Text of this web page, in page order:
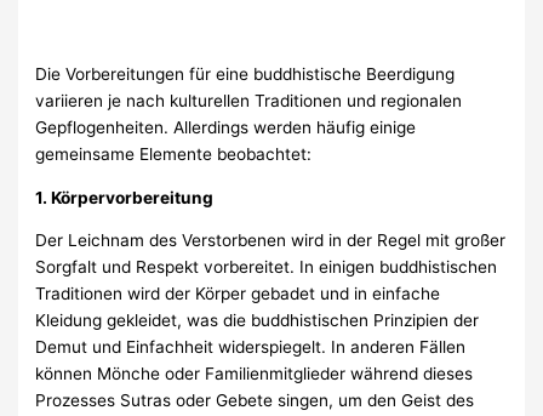
Die Vorbereitungen für eine buddhistische Beerdigung
variieren je nach kulturellen Traditionen und regionalen
Gepflogenheiten. Allerdings werden häufig einige
gemeinsame Elemente beobachtet:
1. Körpervorbereitung
Der Leichnam des Verstorbenen wird in der Regel mit großer
Sorgfalt und Respekt vorbereitet. In einigen buddhistischen
Traditionen wird der Körper gebadet und in einfache
Kleidung gekleidet, was die buddhistischen Prinzipien der
Demut und Einfachheit widerspiegelt. In anderen Fällen
können Mönche oder Familienmitglieder während dieses
Prozesses Sutras oder Gebete singen, um den Geist des